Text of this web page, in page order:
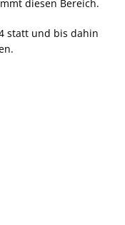
diesen Bereich.
statt und bis dahin